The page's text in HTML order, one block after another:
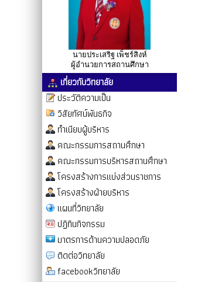
นายประเสริฐ เพ็ชร์สิงห์
ผู้อำนวยการสถานศึกษา
เกี่ยวกับวิทยาลัย
ประวัติความเป็น
วิสัยทัศน์พันธกิจ
ทำเนียบผู้บริหาร
คณะกรรมการสถานศึกษา
คณะกรรมการบริหารสถานศึกษา
โครงสร้างการแบ่งส่วนราชการ
โครงสร้างฝ่ายบริหาร
แผนที่วิทยาลัย
ปฏิทินกิจกรรม
มาตรการด้านความปลอดภัย
ติดต่อวิทยาลัย
facebookวิทยาลัย